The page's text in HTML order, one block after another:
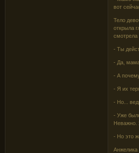
вот
Тело
открыла
смотрела
- Ты
- Да,
- А
- Я их
- Но...
- Уже
Неважно.
- Но это
Анжелика